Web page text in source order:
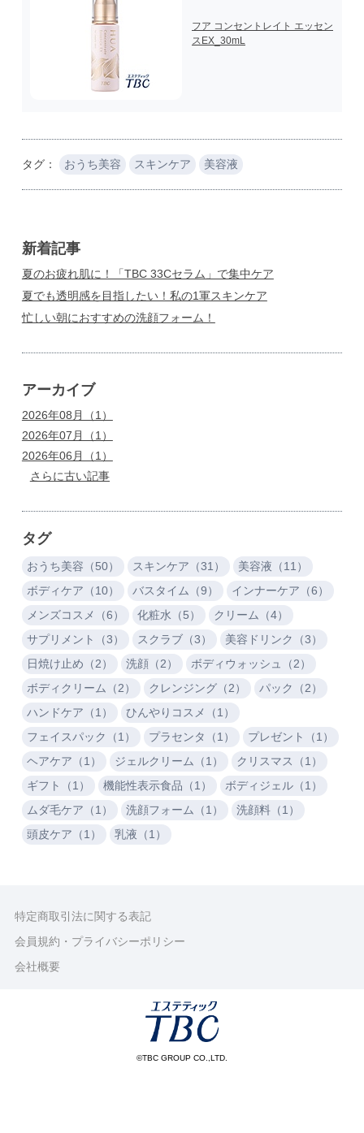
フア コンセントレイト エッセン
スEX_30mL
タグ： おうち美容 スキンケア 美容液
新着記事
夏のお疲れ肌に！「TBC 33Cセラム」で集中ケア
夏でも透明感を目指したい！私の1軍スキンケア
忙しい朝におすすめの洗顔フォーム！
アーカイブ
2026年08月（1）
2026年07月（1）
2026年06月（1）
さらに古い記事
タグ
おうち美容（50） スキンケア（31）
美容液（11）
ボディケア（10）
バスタイム（9）
インナーケア（6）
メンズコスメ（6）
化粧水（5）
クリーム（4）
サプリメント（3）
スクラブ（3）
美容ドリンク（3）
日焼け止め（2）
洗顔（2）
ボディウォッシュ（2）
ボディクリーム（2）
クレンジング（2）
パック（2）
ハンドケア（1）
ひんやりコスメ（1）
フェイスパック（1）
プラセンタ（1）
プレゼント（1）
ヘアケア（1）
ジェルクリーム（1）
クリスマス（1）
ギフト（1）
機能性表示食品（1）
ボディジェル（1）
ムダ毛ケア（1）
洗顔フォーム（1）
洗顔料（1）
頭皮ケア（1）
乳液（1）
特定商取引法に関する表記
会員規約・プライバシーポリシー
会社概要
©TBC GROUP CO.,LTD.